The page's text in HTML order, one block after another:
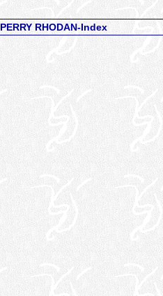
PERRY RHODAN-Index